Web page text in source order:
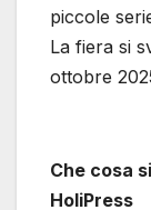
piccole
La fiera si
ottobre
Che cosa
HoliPress